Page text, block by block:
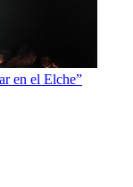
en el Elche”